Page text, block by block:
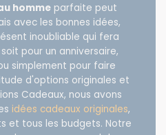
homme parfaite peut
avec les bonnes idées,
inoubliable qui fera
pour un anniversaire,
simplement pour faire
d'options originales et
Cadeaux, nous avons
idées cadeaux originales,
et tous les budgets. Notre